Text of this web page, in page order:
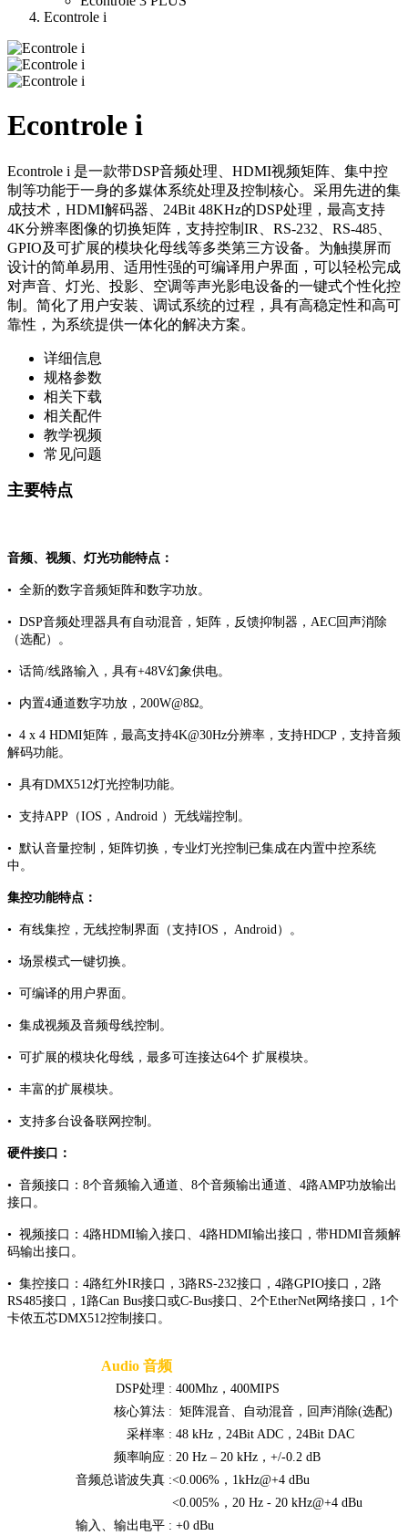
Econtrole i
Econtrole i
Econtrole i 是一款带DSP音频处理、HDMI视频矩阵、集中控
制等功能于一身的多媒体系统处理及控制核心。采用先进的集
成技术，HDMI解码器、24Bit 48KHz的DSP处理，最高支持
4K分辨率图像的切换矩阵，支持控制IR、RS-232、RS-485、
GPIO及可扩展的模块化母线等多类第三方设备。为触摸屏而
设计的简单易用、适用性强的可编译用户界面，可以轻松完成
对声音、灯光、投影、空调等声光影电设备的一键式个性化控
制。简化了用户安装、调试系统的过程，具有高稳定性和高可
靠性，为系统提供一体化的解决方案。
详细信息
规格参数
相关下载
相关配件
教学视频
常见问题
主要特点
音频、视频、灯光功能特点：
• 全新的数字音频矩阵和数字功放。
• DSP音频处理器具有自动混音，矩阵，反馈抑制器，AEC回声消除
（选配）。
• 话筒/线路输入，具有+48V幻象供电。
• 内置4通道数字功放，200W@8Ω。
• 4 x 4 HDMI矩阵，最高支持4K@30Hz分辨率，支持HDCP，支持音频
解码功能。
• 具有DMX512灯光控制功能。
• 支持APP（IOS，Android ）无线端控制。
• 默认音量控制，矩阵切换，专业灯光控制已集成在内置中控系统
中。
集控功能特点：
• 有线集控，无线控制界面（支持IOS， Android）。
• 场景模式一键切换。
• 可编译的用户界面。
• 集成视频及音频母线控制。
• 可扩展的模块化母线，最多可连接达64个 扩展模块。
• 丰富的扩展模块。
• 支持多台设备联网控制。
硬件接口：
• 音频接口：8个音频输入通道、8个音频输出通道、4路AMP功放输出
接口。
• 视频接口：4路HDMI输入接口、4路HDMI输出接口，带HDMI音频解
码输出接口。
• 集控接口：4路红外IR接口，3路RS-232接口，4路GPIO接口，2路
RS485接口，1路Can Bus接口或C-Bus接口、2个EtherNet网络接口，1个
卡侬五芯DMX512控制接口。
Audio 音频
DSP处理 : 400Mhz，400MIPS
核心算法 : 矩阵混音、自动混音，回声消除(选配)
采样率 : 48 kHz，24Bit ADC，24Bit DAC
频率响应 : 20 Hz – 20 kHz，+/-0.2 dB
音频总谐波失真 :<0.006%，1kHz@+4 dBu
<0.005%，20 Hz - 20 kHz@+4 dBu
输入、输出电平 : +0 dBu